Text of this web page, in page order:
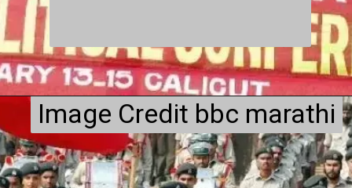
Image Credit bbc marathi
Image Credit bbc marathi